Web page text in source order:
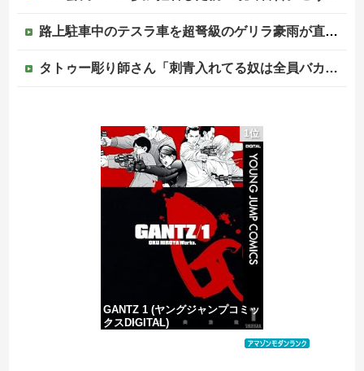
路上駐車中のテスラ車を超弩級のゲリラ豪雨が直撃、水が溢れてどんどん浸かっていくのを……
タトゥー彫り師さん「刺青入れてる奴は全員バカです」→30万再生ｗｗｗｗｗｗ
【画像】日焼け口リの締まったお尻っていいよね！ｗｗｗｗｗ
中国、三峡ダムが全開放流。長江流域で深刻な洪水被害
中国の海水浴場の映像があまりにも・・・
1位
GANTZ 1 (ヤングジャンプコミッ
クスDIGITAL)
価格：¥100